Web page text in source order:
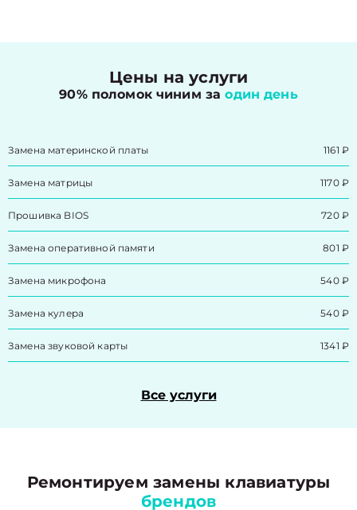
Цены на услуги
90% поломок чиним заодин день
Замена материнской платы 1161 ₽
Замена матрицы 1170 ₽
Прошивка BIOS 720 ₽
Замена оперативной памяти 801 ₽
Замена микрофона 540 ₽
Замена кулера 540 ₽
Замена звуковой карты 1341 ₽
Все услуги
Ремонтируем замены клавиатуры
брендов